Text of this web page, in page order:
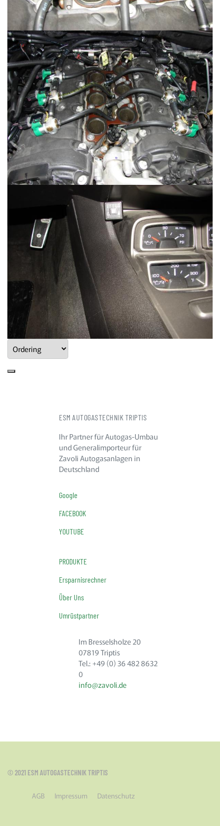
ESM AUTOGASTECHNIK TRIPTIS
Ihr Partner für Autogas-Umbau
und Generalimporteur für
Zavoli Autogasanlagen in
Deutschland
Google
FACEBOOK
YOUTUBE
PRODUKTE
Ersparnisrechner
Über Uns
Umrüstpartner
Im Bresselsholze 20
07819 Triptis
Tel.: +49 (0) 36 482 8632
0
info@zavoli.de
© 2021 ESM AUTOGASTECHNIK TRIPTIS
AGB Impressum Datenschutz